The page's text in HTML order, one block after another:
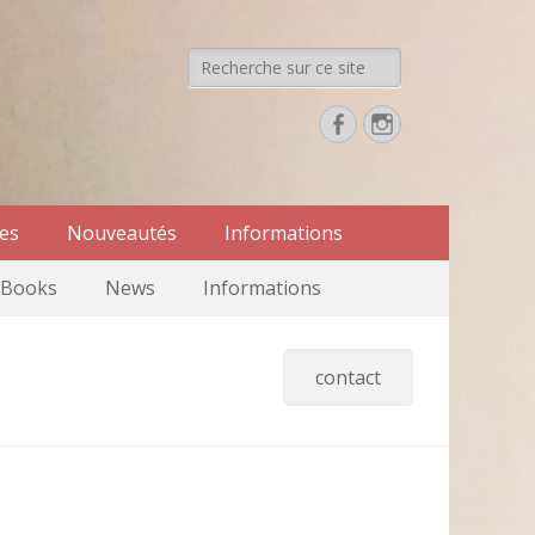
Recherche
de:
FacebookInstagram
Nouveautés Informations
Books News Informations
contact